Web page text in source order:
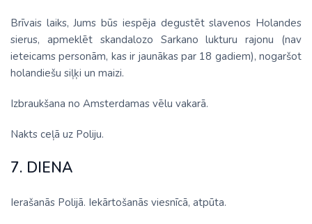
Brīvais laiks, Jums būs iespēja degustēt slavenos Holandes
sierus, apmeklēt skandalozo Sarkano lukturu rajonu (nav
ieteicams personām, kas ir jaunākas par 18 gadiem), nogaršot
holandiešu siļķi un maizi.
Izbraukšana no Amsterdamas vēlu vakarā.
Nakts ceļā uz Poliju.
7. DIENA
Ierašanās Polijā. Iekārtošanās viesnīcā, atpūta.